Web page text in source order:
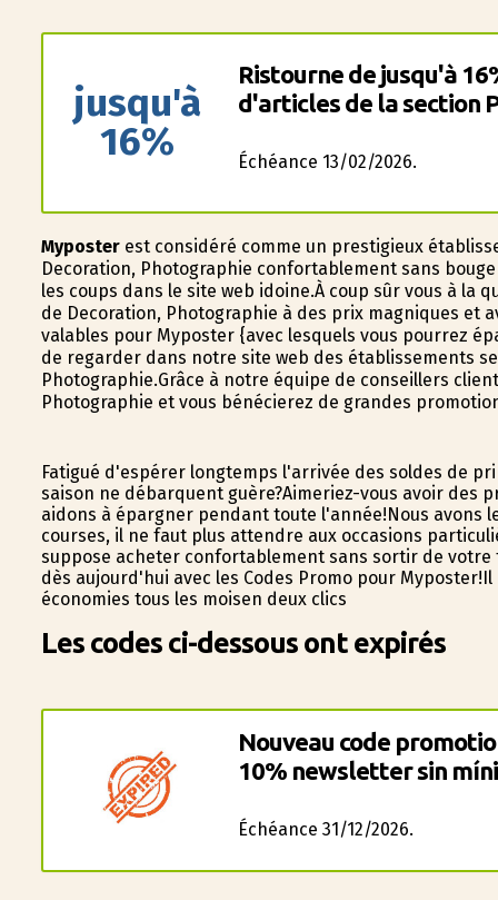
jusqu'à
16%
Ristourne de jusqu'à
d'articles de la section
Échéance 13/02/2026.
Myposterest considéré comme un prestigieux
Decoration, Photographie confortablement sans
les coups dans le site web idoine.À coup sûr vous à la
de Decoration, Photographie à des prix magnifiques
valables pour Myposter {avec lesquels vous pourrez
de regarder dans notre site web des établissements
Photographie.Grâce à notre équipe de conseillers
Photographie et vous bénéficierez de grandes
Fatigué d'espérer longtemps l'arrivée des soldes de
saison ne débarquent guère?Aimeriez-vous avoir des
aidons à épargner pendant toute l'année!Nous avons
courses, il ne faut plus attendre aux occasions
suppose acheter confortablement sans sortir de votre
dès aujourd'hui avec les Codes Promo pour
économies tous les moisen deux clics
Les codes ci-dessous ont expirés
Nouveau code
10% newsletter sin
Échéance 31/12/2026.